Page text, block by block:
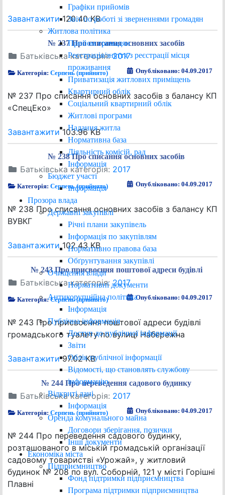
Графіки прийомів
Звіт по роботі зі зверненнями громадян
Житлова політика
Прийом громадян
Реєстрація/зняття з реєстрації місця
проживання
Приватизація житлових приміщень
Квартирний облік
Соціальний квартирний облік
Житлові програми
Надання житла
Нормативна база
Діяльність комісій, рад
Інформація
Бюджет участі
Інформація
Прозора влада
Державні закупівлі
Річні плани закупівель
Інформація по закупівлям
Нормативно правова база
Обґрунтування закупівлі
Очищення влади
Нормативні документи
Антикорупційна політика
Інформація
Публічна інформація
Доступ до публічної інформації
Звіти
Облік публічної інформації
Відомості, що становлять службову
інформацію
Відкриті дані
Інформація
Оренда комунального майна
Договори зберігання, позички
Інші документи
Економіка міста
Підприємництво
Фонд підтримки підприємництва
Програма підтримки підприємництва
Завантажити120.40 KB
№ 237 Про списання основних засобів
Батьківська категорія:2017
Категорія:Серпень (прийнято) Опубліковано: 04.09.2017
№ 237 Про списання основних засобів з балансу КП
«СпецЕко»
Завантажити103.96 KB
№ 238 Про списання основних засобів
Батьківська категорія: 2017
Категорія:Серпень (прийнято) Опубліковано: 04.09.2017
№ 238 Про списання основних засобів з балансу КП
ВУВКГ
Завантажити102.43 KB
№ 243 Про присвоєння поштової адреси будівлі
Батьківська категорія:2017
Категорія:Серпень (прийнято) Опубліковано: 04.09.2017
№ 243 Про присвоєння поштової адреси будівлі
громадського туалету по вулиці Набережна
Завантажити97.02 KB
№ 244 Про переведення садового будинку
Батьківська категорія: 2017
Категорія:Серпень (прийнято) Опубліковано: 04.09.2017
№ 244 Про переведення садового будинку,
розташованого в міській громадській організації
садовому товаристві «Урожай», у житловий
будинок № 208 по вул. Соборній, 121 у місті Горішні
Плавні